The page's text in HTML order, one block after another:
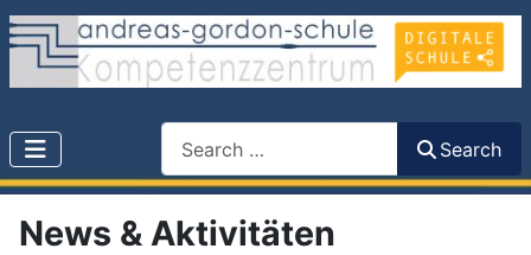
Search
News & Aktivitäten